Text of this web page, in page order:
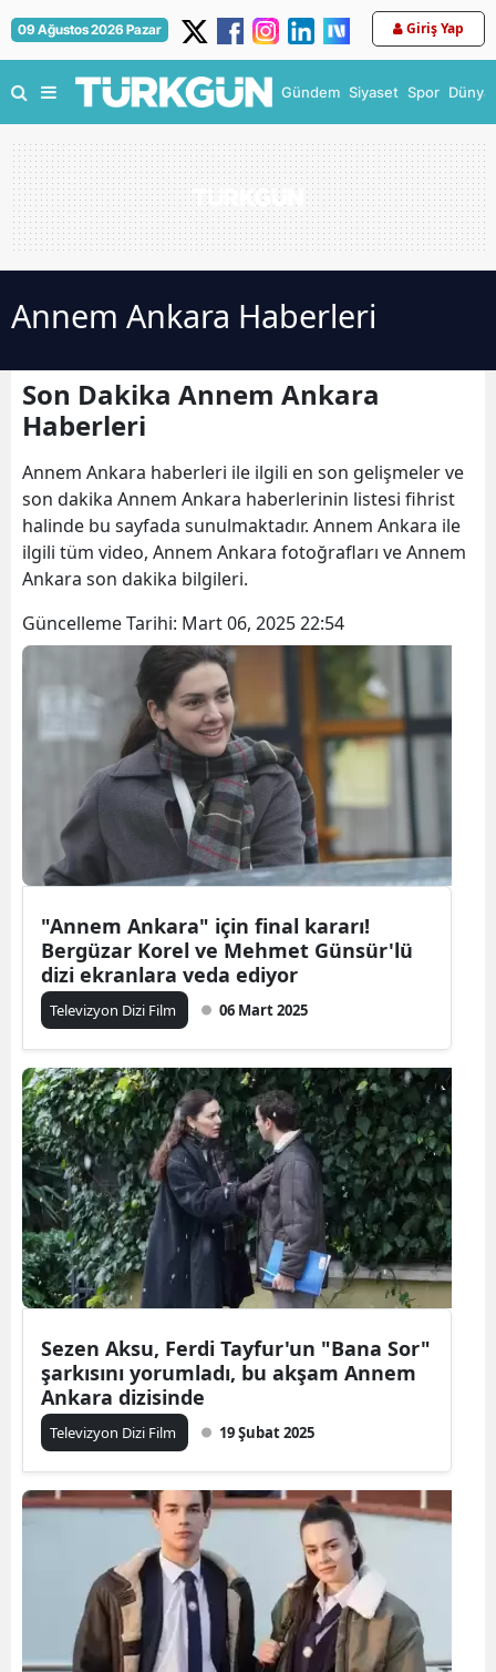
09 Ağustos 2026 Pazar Giriş Yap
Gündem Siyaset Spor Dünya
Annem Ankara Haberleri
Son Dakika Annem Ankara
Haberleri
Annem Ankara haberleri ile ilgili en son gelişmeler ve
son dakika Annem Ankara haberlerinin listesi fihrist
halinde bu sayfada sunulmaktadır. Annem Ankara ile
ilgili tüm video, Annem Ankara fotoğrafları ve Annem
Ankara son dakika bilgileri.
Güncelleme Tarihi: Mart 06, 2025 22:54
"Annem Ankara" için final kararı!
Bergüzar Korel ve Mehmet Günsür'lü
dizi ekranlara veda ediyor
Televizyon Dizi Film 06 Mart 2025
Sezen Aksu, Ferdi Tayfur'un "Bana Sor"
şarkısını yorumladı, bu akşam Annem
Ankara dizisinde
Televizyon Dizi Film 19 Şubat 2025